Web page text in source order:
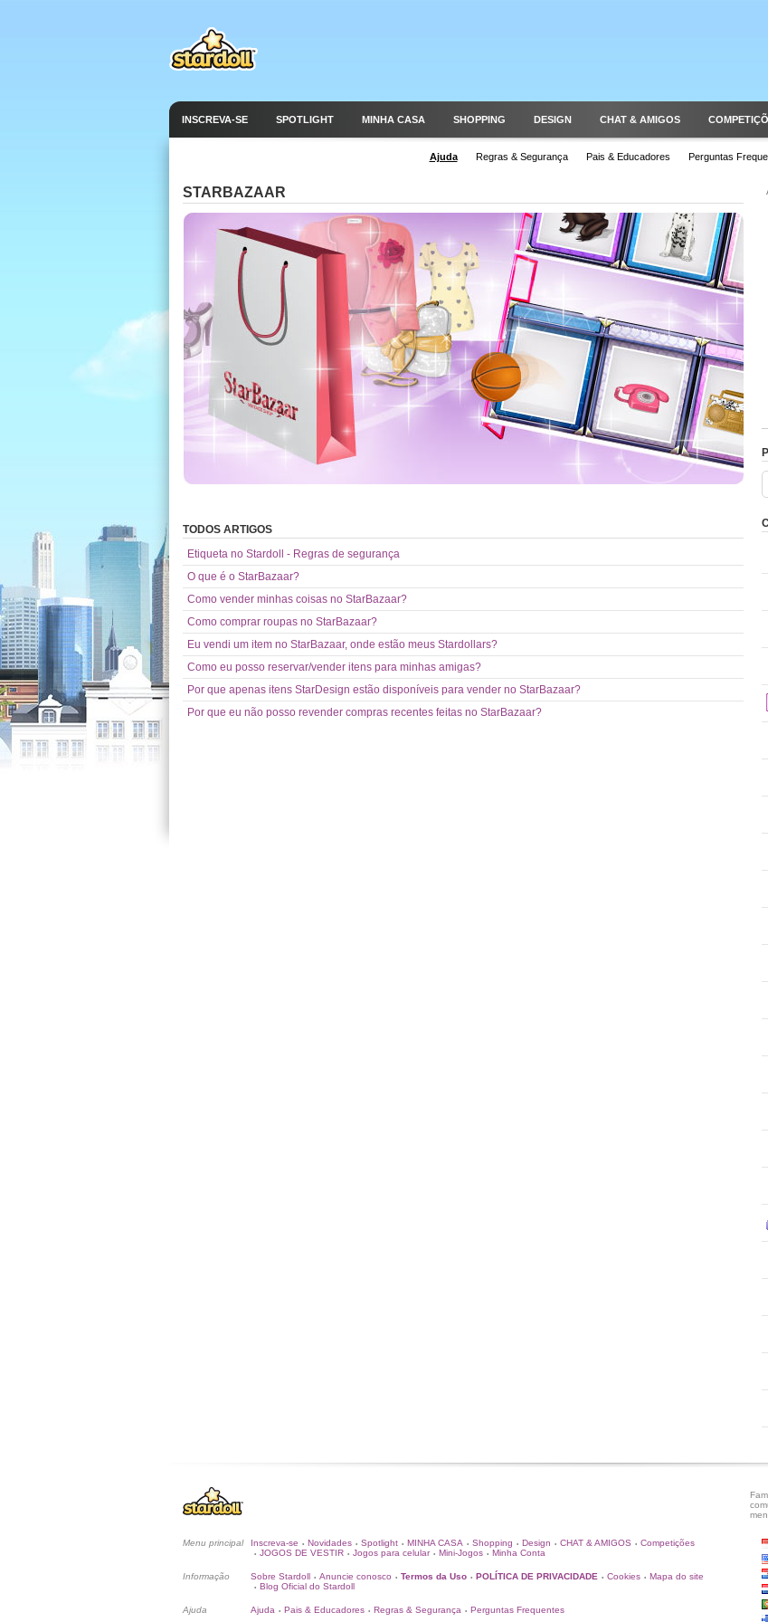
INSCREVA-SE SPOTLIGHT MINHA CASA SHOPPING DESIGN CHAT & AMIGOS
Ajuda Regras & Segurança Pais & Educadores Perguntas
STARBAZAAR
TODOS ARTIGOS
Etiqueta no Stardoll - Regras de segurança
O que é o StarBazaar?
Como vender minhas coisas no StarBazaar?
Como comprar roupas no StarBazaar?
Eu vendi um item no StarBazaar, onde estão meus Stardollars?
Como eu posso reservar/vender itens para minhas amigas?
Por que apenas itens StarDesign estão disponíveis para vender no StarBazaar?
Por que eu não posso revender compras recentes feitas no StarBazaar?
Menu principal Inscreva-se • Novidades • Spotlight • MINHA CASA • Shopping • Design • CHAT & AMIGOS • Competições
• JOGOS DE VESTIR • Jogos para celular • Mini-Jogos • Minha Conta
Informação Sobre Stardoll • Anuncie conosco • Termos da Uso • POLÍTICA DE PRIVACIDADE • Cookies • Mapa do site
• Blog Oficial do Stardoll
Ajuda Ajuda • Pais & Educadores • Regras & Segurança • Perguntas Frequentes